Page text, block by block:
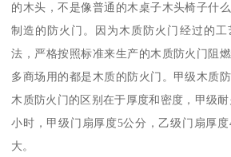
的木头，不是像普通的木桌子木头椅子什
制造的防火门。因为木质防火门经过的
法，严格按照标准来生产的木质防火门阻
多商场用的都是木质的防火门。甲级木质
木质防火门的区别在于厚度和密度，甲级
小时，甲级门扇厚度5公分，乙级门扇厚
大。